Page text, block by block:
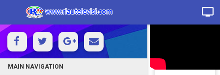
MAIN NAVIGATION